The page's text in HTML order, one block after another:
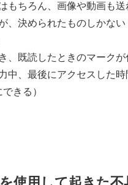
もちろん、画像や動画も送
、決められたものしかない
、既読したときのマークが
中、最後にアクセスした時
きる）